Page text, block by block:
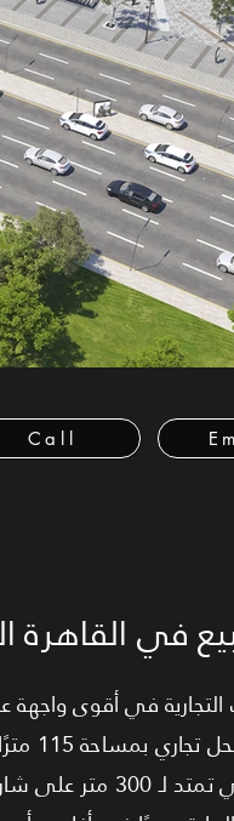
Call
في القاهرة
في أقوى واجهة
الضخمة التي